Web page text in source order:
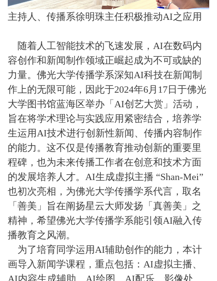
主持人、传播系徐明珠主任积极推动AI之应用
随着人工智能技术的飞速发展，AI在数码内
容创作和新闻制作领域正崛起成为不可或缺的
力量。佛光大学传播学系深知AI科技在新闻制
作上的无限可能，因此于2024年6月17日于佛光
大学图书馆蓝海区举办「AI创艺大赏」活动，
旨在将学术理论与实践应用紧密结合，培养学
生运用AI技术进行创新性新闻、传播内容制作
的能力。这不仅是传播教育推动创新的重要里
程碑，也为未来传播工作者在创意和技术方面
的发展培养人才。AI生成虚拟主播 “Shan-Mei”
也初次亮相，为佛光大学传播学系代言，取名
「善美」旨在阐扬星云大师发扬「真善美」之
精神，希望佛光大学传播学系能引领AI融入传
播教育之风潮。
为了培育同学运用AI辅助创作的能力，本计
画导入新闻学课程，重点包括：AI虚拟主播、
AI内容生成辅助、AI绘图、AI配乐、影像处